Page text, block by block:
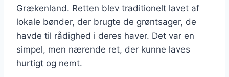
Grækenland. Retten blev traditionelt lavet af
lokale bønder, der brugte de grøntsager, de
havde til rådighed i deres haver. Det var en
simpel, men nærende ret, der kunne laves
hurtigt og nemt.